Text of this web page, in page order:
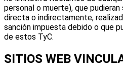
personal o muerte), que pudieran
directa o indirectamente,
sanción impuesta debido o que
de estos TyC.
SITIOS WEB